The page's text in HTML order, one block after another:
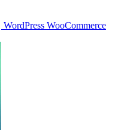
WordPress WooCommerce